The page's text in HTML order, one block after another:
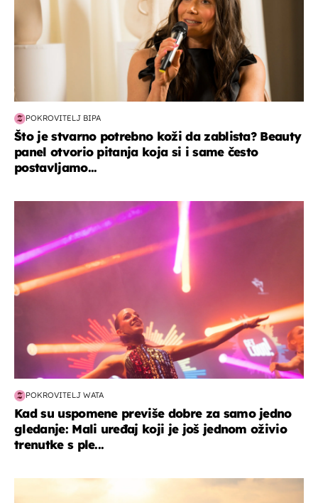
POKROVITELJ BIPA
Što je stvarno potrebno koži da zablista? Beauty
panel otvorio pitanja koja si i same često
postavljamo...
POKROVITELJ WATA
Kad su uspomene previše dobre za samo jedno
gledanje: Mali uređaj koji je još jednom oživio
trenutke s ple...